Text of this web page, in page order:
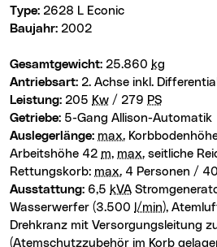
Type: 2628 L Econic
Baujahr: 2002
Gesamtgewicht: 25.860 kg
Antriebsart: 2. Achse inkl.
Leistung: 205 Kw / 279 PS
Getriebe: 5-Gang Allison-Automatik
Auslegerlänge: max.
Arbeitshöhe 42 m, max. seitliche
Rettungskorb: max. 4 Personen /
Ausstattung: 6,5 kVA
Wasserwerfer (3.500 l/min),
Drehkranz mit Versorgungsleitung
(Atemschutzzubehör im Korb